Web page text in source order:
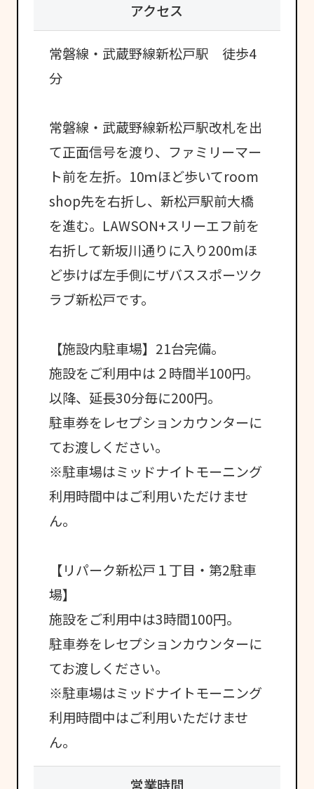
アクセス
常磐線・武蔵野線新松戸駅 徒歩4
分
常磐線・武蔵野線新松戸駅改札を出
て正面信号を渡り、ファミリーマー
ト前を左折。10ｍほど歩いてroom
shop先を右折し、新松戸駅前大橋
を進む。LAWSON+スリーエフ前を
右折して新坂川通りに入り200mほ
ど歩けば左手側にザバススポーツク
ラブ新松戸です。
【施設内駐車場】21台完備。
施設をご利用中は２時間半100円。
以降、延長30分毎に200円。
駐車券をレセプションカウンターに
てお渡しください。
※駐車場はミッドナイトモーニング
利用時間中はご利用いただけませ
ん。
【リパーク新松戸１丁目・第2駐車
場】
施設をご利用中は3時間100円。
駐車券をレセプションカウンターに
てお渡しください。
※駐車場はミッドナイトモーニング
利用時間中はご利用いただけませ
ん。
営業時間